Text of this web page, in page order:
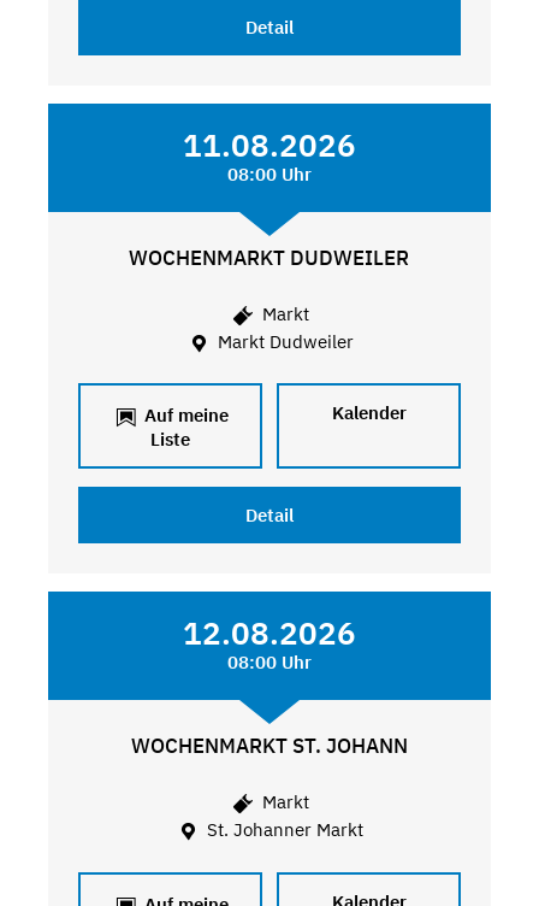
Detail
11.08.2026
08:00 Uhr
WOCHENMARKT DUDWEILER
Markt
Markt Dudweiler
Auf meine
Liste
Kalender
Detail
12.08.2026
08:00 Uhr
WOCHENMARKT ST. JOHANN
Markt
St. Johanner Markt
Kalender